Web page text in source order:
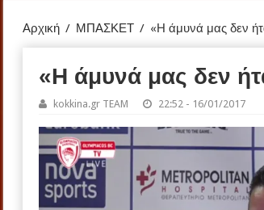
Αρχική / ΜΠΑΣΚΕΤ / «Η άμυνά μας δεν
«Η άμυνά μας δεν
kokkina.gr TEAM 22:52 - 16/01/2017